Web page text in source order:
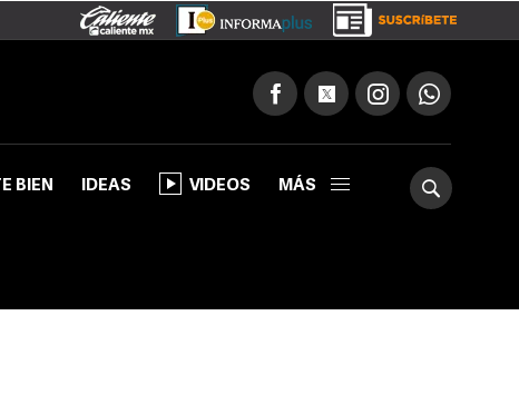
BIEN IDEAS VIDEOS MÁS